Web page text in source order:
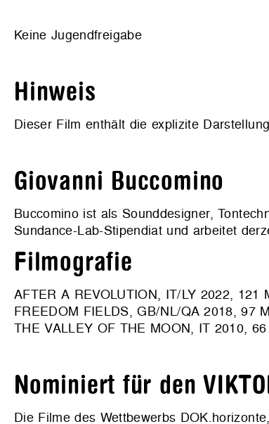
Keine Jugendfreigabe
Hinweis
Dieser Film enthält die explizite
Giovanni Buccomino
Buccomino ist als Sounddesigner,
Sundance-Lab-Stipendiat und arbeitet
Filmografie
AFTER A REVOLUTION, IT/LY 2022, 121
FREEDOM FIELDS, GB/NL/QA 2018, 97
THE VALLEY OF THE MOON, IT 2010,
Nominiert für den
Die Filme des Wettbewerbs